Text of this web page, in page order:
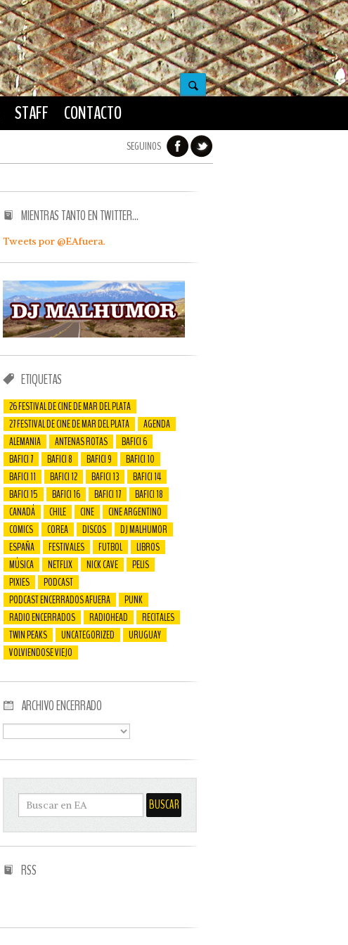
STAFF CONTACTO
SEGUINOS
MIENTRAS TANTO EN TWITTER…
Tweets por @EAfuera.
ETIQUETAS
26 FESTIVAL DE CINE DE MAR DEL PLATA
27 FESTIVAL DE CINE DE MAR DEL PLATA
AGENDA
ALEMANIA
ANTENAS ROTAS
BAFICI 6
BAFICI 7
BAFICI 8 BAFICI 9
BAFICI 10
BAFICI 11
BAFICI 12 BAFICI 13
BAFICI 14
BAFICI 15
BAFICI 16 BAFICI 17
BAFICI 18
CANADÁ
CHILE CINE
CINE ARGENTINO
COMICS
COREA DISCOS
DJ MALHUMOR
ESPAÑA
FESTIVALES FUTBOL
LIBROS
MÚSICA
NETFLIX NICK CAVE
PELIS
PIXIES
PODCAST
PODCAST ENCERRADOS AFUERA
PUNK
RADIO ENCERRADOS
RADIOHEAD
RECITALES
TWIN PEAKS
UNCATEGORIZED
URUGUAY
VOLVIENDOSE VIEJO
ARCHIVO ENCERRADO
RSS